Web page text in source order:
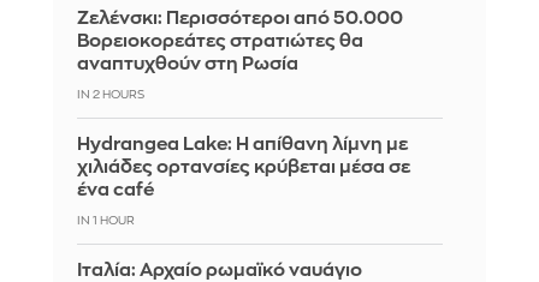
Ζελένσκι: Περισσότεροι από 50.000
Βορειοκορεάτες στρατιώτες θα
αναπτυχθούν στη Ρωσία
IN 2 HOURS
Hydrangea Lake: Η απίθανη λίμνη με
χιλιάδες ορτανσίες κρύβεται μέσα σε
ένα café
IN 1 HOUR
Ιταλία: Αρχαίο ρωμαϊκό ναυάγιο